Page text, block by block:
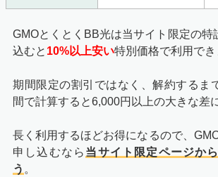
GMOとくとくBB光は当サイト限定の特
込むと 10%以上安い特別価格で利用でき
期間限定の割引ではなく、解約するま
間で計算すると6,000円以上の大きな差
長く利用するほどお得になるので、
申し込むなら 当サイト限定ページか
う 。